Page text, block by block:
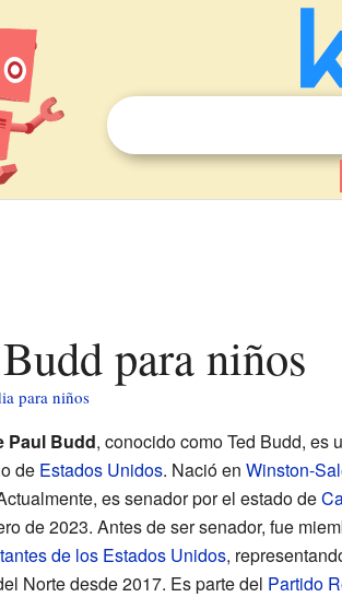
Budd para niños
para niños
Paul Budd, conocido como Ted Budd, es
de Estados Unidos. Nació en Winston-
es senador por el estado de
de 2023. Antes de ser senador, fue
de los Estados Unidos,
Norte desde 2017. Es parte del Partido